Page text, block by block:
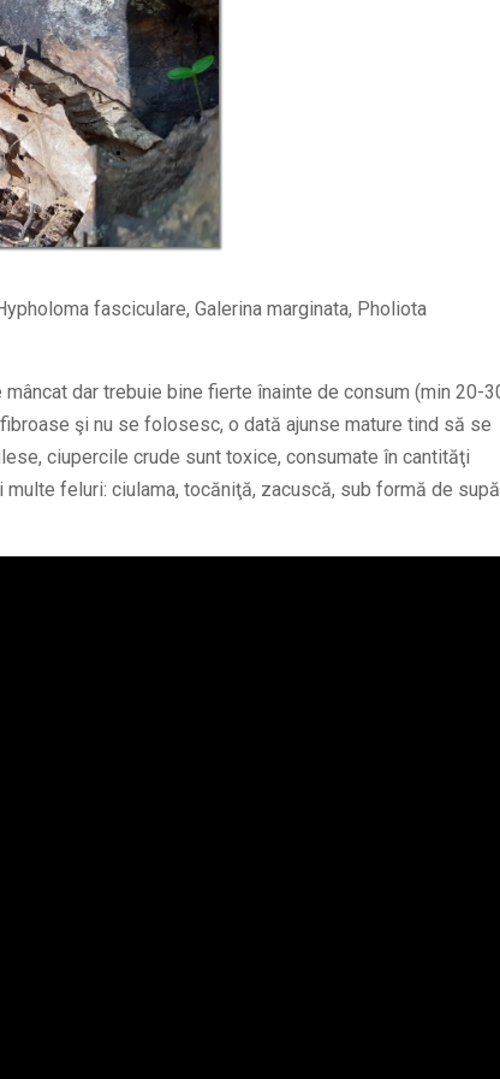
fasciculare, Galerina marginata, Pholiota
dar trebuie bine fierte înainte de consum (min 20-
şi nu se folosesc, o dată ajunse mature tind să se
ciupercile crude sunt toxice, consumate în cantităţi
feluri: ciulama, tocăniţă, zacuscă, sub formă de